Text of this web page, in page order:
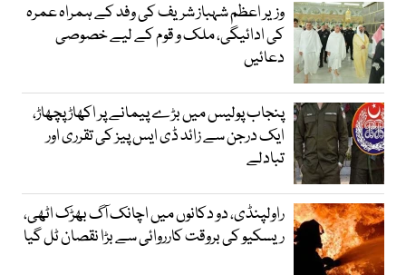
وزیر اعظم شہباز شریف کی وفد کے ہمراہ عمرہ
کی ادائیگی، ملک و قوم کے لیے خصوصی
دعائیں
پنجاب پولیس میں بڑے پیمانے پر اکھاڑ پچھاڑ،
ایک درجن سے زائد ڈی ایس پیز کی تقرری اور
تبادلے
راولپنڈی، دو دکانوں میں اچانک آگ بھڑک اٹھی،
ریسکیو کی بروقت کارروائی سے بڑا نقصان ٹل گیا